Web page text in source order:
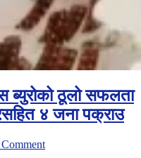
ब्युरोको ठूलो सफलता
४ जना पक्राउ
on